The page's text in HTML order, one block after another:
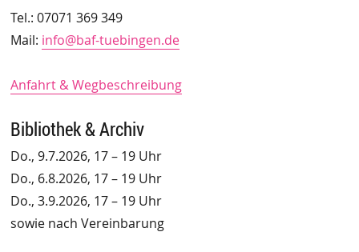
Tel.: 07071 369 349
Mail: info@baf-tuebingen.de
Anfahrt & Wegbeschreibung
Bibliothek & Archiv
Do., 9.7.2026, 17 – 19 Uhr
Do., 6.8.2026, 17 – 19 Uhr
Do., 3.9.2026, 17 – 19 Uhr
sowie nach Vereinbarung